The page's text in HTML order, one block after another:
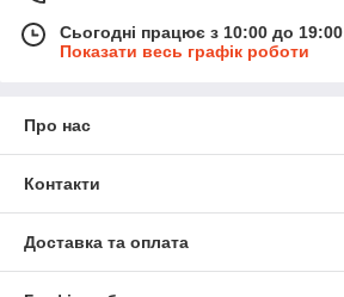
Сьогодні працює з 10:00 до 19:00
Показати весь графік роботи
Про нас
Контакти
Доставка та оплата